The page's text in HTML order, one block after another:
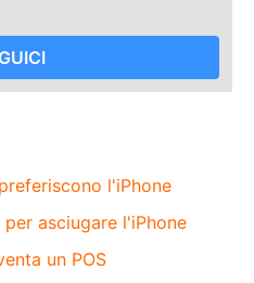
l'iPhone
asciugare l'iPhone
un POS